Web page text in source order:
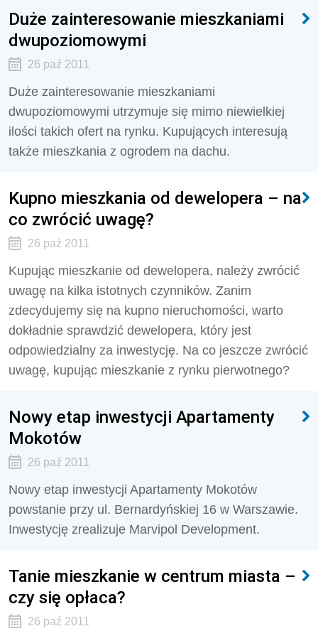
Duże zainteresowanie mieszkaniami
dwupoziomowymi
26 paź 2011
Duże zainteresowanie mieszkaniami
dwupoziomowymi utrzymuje się mimo niewielkiej
ilości takich ofert na rynku. Kupujących interesują
także mieszkania z ogrodem na dachu.
Kupno mieszkania od dewelopera – na
co zwrócić uwagę?
26 paź 2011
Kupując mieszkanie od dewelopera, należy zwrócić
uwagę na kilka istotnych czynników. Zanim
zdecydujemy się na kupno nieruchomości, warto
dokładnie sprawdzić dewelopera, który jest
odpowiedzialny za inwestycję. Na co jeszcze zwrócić
uwagę, kupując mieszkanie z rynku pierwotnego?
Nowy etap inwestycji Apartamenty
Mokotów
26 paź 2011
Nowy etap inwestycji Apartamenty Mokotów
powstanie przy ul. Bernardyńskiej 16 w Warszawie.
Inwestycję zrealizuje Marvipol Development.
Tanie mieszkanie w centrum miasta –
czy się opłaca?
26 paź 2011